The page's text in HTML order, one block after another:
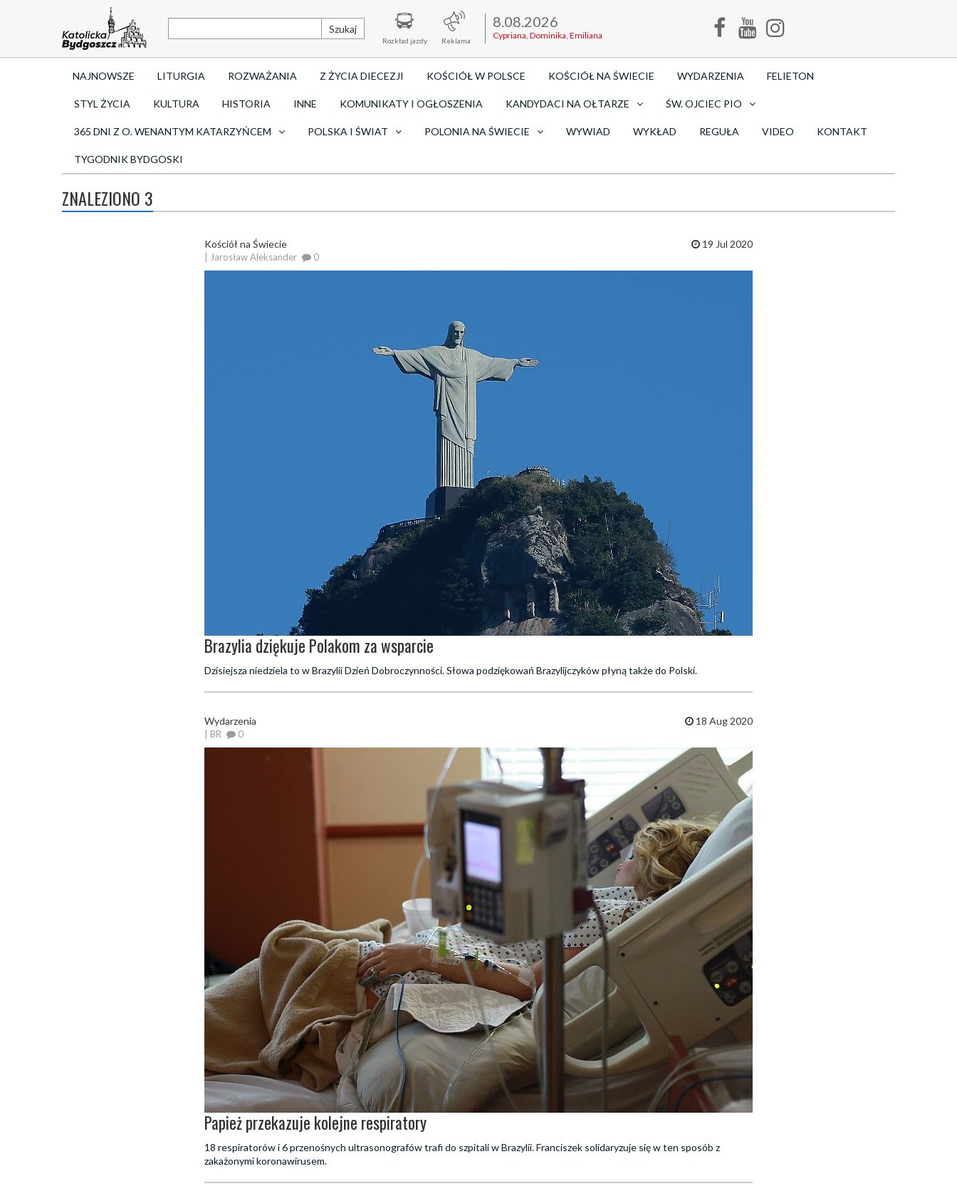
Szukaj
Rozkład jazdy Reklama
8.08.2026
Cypriana, Dominika, Emiliana
NAJNOWSZE LITURGIA ROZWAŻANIA Z ŻYCIA DIECEZJI KOŚCIÓŁ W POLSCE KOŚCIÓŁ NA ŚWIECIE WYDARZENIA FELIETON
STYL ŻYCIA KULTURA HISTORIA INNE KOMUNIKATY I OGŁOSZENIA KANDYDACI NA OŁTARZE ŚW. OJCIEC PIO
365 DNI Z O. WENANTYM KATARZYŃCEM POLSKA I ŚWIAT POLONIA NA ŚWIECIE WYWIAD WYKŁAD REGUŁA VIDEO KONTAKT
TYGODNIK BYDGOSKI
ZNALEZIONO 3
Kościół na Świecie
| Jarosław Aleksander 0
19 Jul 2020
Brazylia dziękuje Polakom za wsparcie
Dzisiejsza niedziela to w Brazylii Dzień Dobroczynności. Słowa podziękowań Brazylijczyków płyną także do Polski.
Wydarzenia
| BR 0
18 Aug 2020
Papież przekazuje kolejne respiratory
18 respiratorów i 6 przenośnych ultrasonografów trafi do szpitali w Brazylii. Franciszek solidaryzuje się w ten sposób z
zakażonymi koronawirusem.